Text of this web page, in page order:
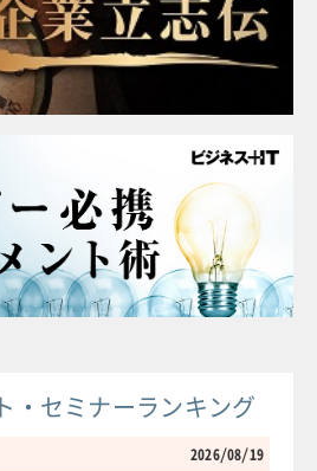
・セミナーランキング
2026/08/19